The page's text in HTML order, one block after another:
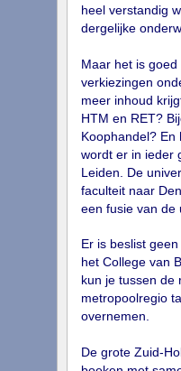
heel verstandig
dergelijke
Maar het is
verkiezingen
meer inhoud
HTM en RET?
Koophandel? En
wordt er in ieder
Leiden. De
faculteit naar
een fusie van de
Er is beslist
het College van
kun je tussen de
metropoolregio
overnemen.
De grote Zuid-